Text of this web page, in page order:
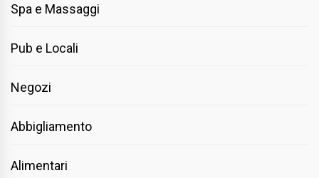
Spa e Massaggi
Pub e Locali
Negozi
Abbigliamento
Alimentari